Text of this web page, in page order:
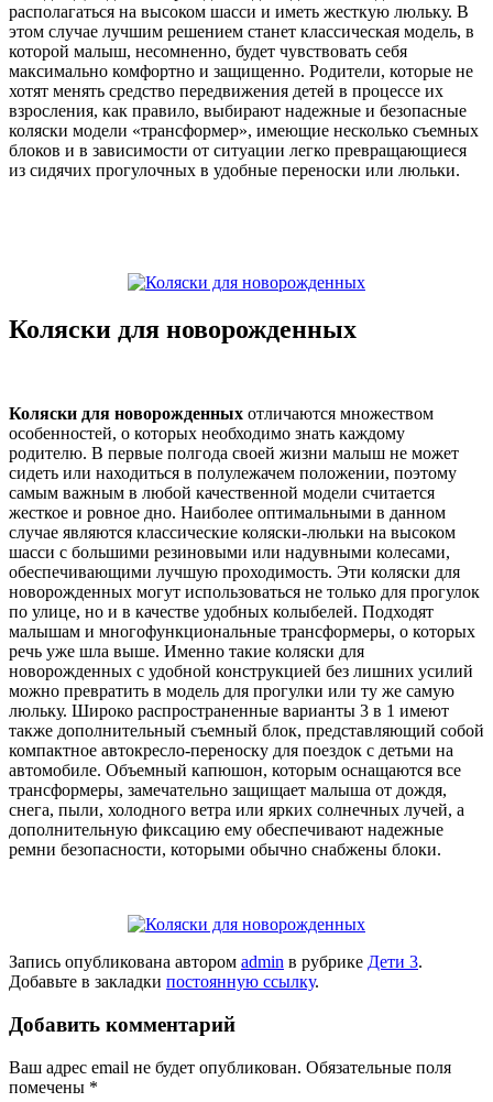
располагаться на высоком шасси и иметь жесткую люльку. В
этом случае лучшим решением станет классическая модель, в
которой малыш, несомненно, будет чувствовать себя
максимально комфортно и защищенно. Родители, которые не
хотят менять средство передвижения детей в процессе их
взросления, как правило, выбирают надежные и безопасные
коляски модели «трансформер», имеющие несколько съемных
блоков и в зависимости от ситуации легко превращающиеся
из сидячих прогулочных в удобные переноски или люльки.
Коляски для новорожденных
Коляски для новорожденных отличаются множеством
особенностей, о которых необходимо знать каждому
родителю. В первые полгода своей жизни малыш не может
сидеть или находиться в полулежачем положении, поэтому
самым важным в любой качественной модели считается
жесткое и ровное дно. Наиболее оптимальными в данном
случае являются классические коляски-люльки на высоком
шасси с большими резиновыми или надувными колесами,
обеспечивающими лучшую проходимость. Эти коляски для
новорожденных могут использоваться не только для прогулок
по улице, но и в качестве удобных колыбелей. Подходят
малышам и многофункциональные трансформеры, о которых
речь уже шла выше. Именно такие коляски для
новорожденных с удобной конструкцией без лишних усилий
можно превратить в модель для прогулки или ту же самую
люльку. Широко распространенные варианты 3 в 1 имеют
также дополнительный съемный блок, представляющий собой
компактное автокресло-переноску для поездок с детьми на
автомобиле. Объемный капюшон, которым оснащаются все
трансформеры, замечательно защищает малыша от дождя,
снега, пыли, холодного ветра или ярких солнечных лучей, а
дополнительную фиксацию ему обеспечивают надежные
ремни безопасности, которыми обычно снабжены блоки.
Запись опубликована автором admin в рубрике Дети 3.
Добавьте в закладки постоянную ссылку.
Добавить комментарий
Ваш адрес email не будет опубликован. Обязательные поля
помечены *